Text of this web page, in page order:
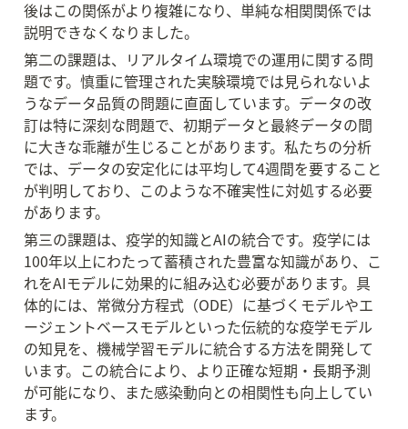
後はこの関係がより複雑になり、単純な相関関係では
説明できなくなりました。
第二の課題は、リアルタイム環境での運用に関する問
題です。慎重に管理された実験環境では見られないよ
うなデータ品質の問題に直面しています。データの改
訂は特に深刻な問題で、初期データと最終データの間
に大きな乖離が生じることがあります。私たちの分析
では、データの安定化には平均して4週間を要すること
が判明しており、このような不確実性に対処する必要
があります。
第三の課題は、疫学的知識とAIの統合です。疫学には
100年以上にわたって蓄積された豊富な知識があり、こ
れをAIモデルに効果的に組み込む必要があります。具
体的には、常微分方程式（ODE）に基づくモデルやエ
ージェントベースモデルといった伝統的な疫学モデル
の知見を、機械学習モデルに統合する方法を開発して
います。この統合により、より正確な短期・長期予測
が可能になり、また感染動向との相関性も向上してい
ます。